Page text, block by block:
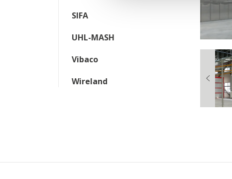
SIFA
UHL-MASH
Vibaco
Wireland